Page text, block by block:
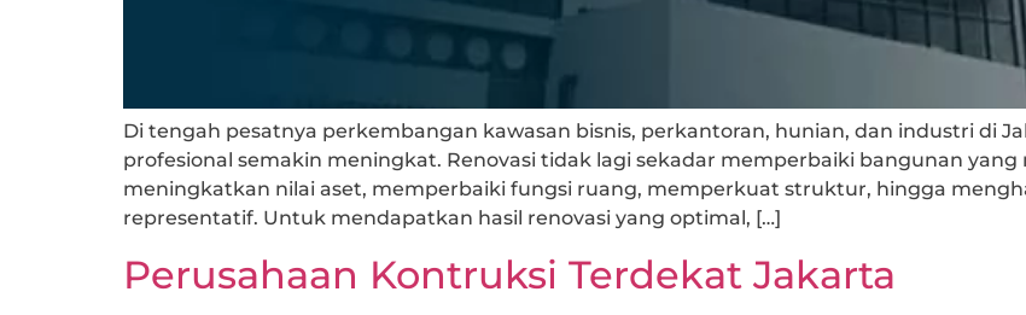
Di tengah pesatnya perkembangan kawasan bisnis, perkantoran, hunian, dan industri di
profesional semakin meningkat. Renovasi tidak lagi sekadar memperbaiki bangunan
meningkatkan nilai aset, memperbaiki fungsi ruang, memperkuat struktur, hingga
representatif. Untuk mendapatkan hasil renovasi yang optimal, […]
Perusahaan Kontruksi Terdekat Jakarta